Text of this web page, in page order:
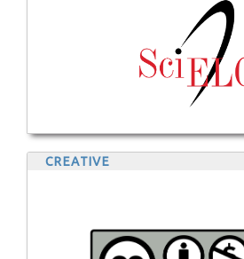
CREATIVE